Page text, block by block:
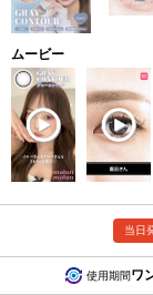
ムービー
当日
使用期間ワ